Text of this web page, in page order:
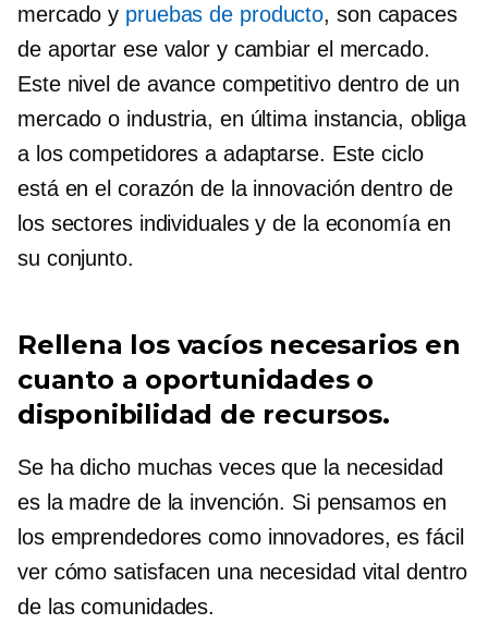
mercado y pruebas de producto, son capaces
de aportar ese valor y cambiar el mercado.
Este nivel de avance competitivo dentro de un
mercado o industria, en última instancia, obliga
a los competidores a adaptarse. Este ciclo
está en el corazón de la innovación dentro de
los sectores individuales y de la economía en
su conjunto.
Rellena los vacíos necesarios en
cuanto a oportunidades o
disponibilidad de recursos.
Se ha dicho muchas veces que la necesidad
es la madre de la invención. Si pensamos en
los emprendedores como innovadores, es fácil
ver cómo satisfacen una necesidad vital dentro
de las comunidades.